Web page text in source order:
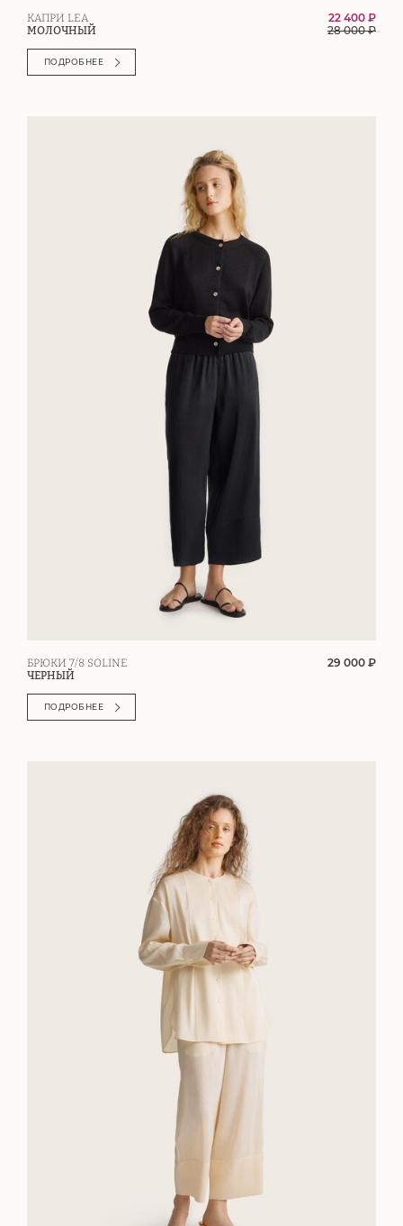
КАПРИ LEA
МОЛОЧНЫЙ
22 400 ₽
28 000₽
ПОДРОБНЕЕ
БРЮКИ 7/8 SOLINE
ЧЕРНЫЙ
29 000 ₽
ПОДРОБНЕЕ